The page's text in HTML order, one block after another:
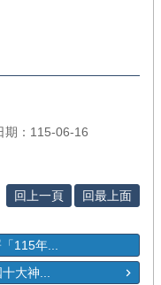
期：115-06-16
回上一頁 回最上面
115年...
大神...